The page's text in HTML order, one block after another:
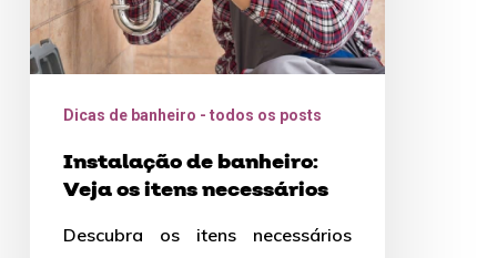
Dicas de banheiro - todos os posts
Instalação de banheiro:
Veja os itens necessários
Descubra os itens necessários